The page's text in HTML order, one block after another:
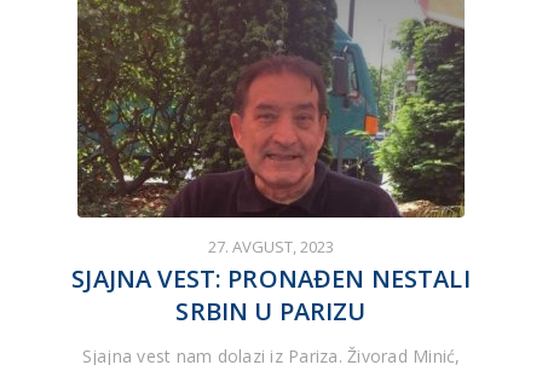
27. AVGUST, 2023
SJAJNA VEST: PRONAĐEN NESTALI
SRBIN U PARIZU
Sjajna vest nam dolazi iz Pariza. Živorad Minić,